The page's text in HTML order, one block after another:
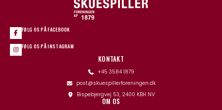
FØLG OS PÅ FACEBOOK
FØLG OS PÅ INSTAGRAM
KONTAKT
+45 3584 1879
post@skuespillerforeningen.dk
Bispebjergvej 53, 2400 KBH NV
OM OS